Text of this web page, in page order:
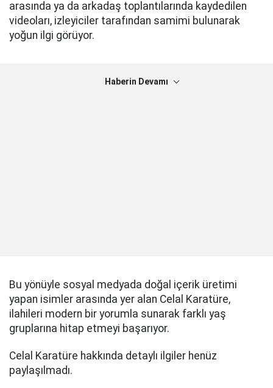
arasında ya da arkadaş toplantılarında kaydedilen
videoları, izleyiciler tarafından samimi bulunarak
yoğun ilgi görüyor.
Haberin Devamı
Bu yönüyle sosyal medyada doğal içerik üretimi
yapan isimler arasında yer alan Celal Karatüre,
ilahileri modern bir yorumla sunarak farklı yaş
gruplarına hitap etmeyi başarıyor.
Celal Karatüre hakkında detaylı ilgiler henüz
paylaşılmadı.